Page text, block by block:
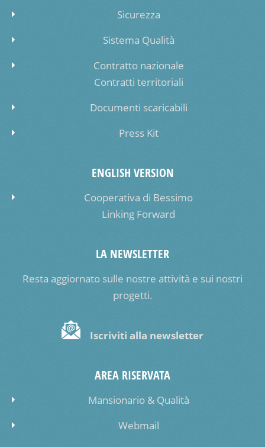
Sicurezza
Sistema Qualità
Contratto nazionale
Contratti territoriali
Documenti scaricabili
Press Kit
ENGLISH VERSION
Cooperativa di Bessimo
Linking Forward
LA NEWSLETTER
Resta aggiornato sulle nostre attività e sui nostri
progetti.
Iscriviti alla newsletter
AREA RISERVATA
Mansionario & Qualità
Webmail